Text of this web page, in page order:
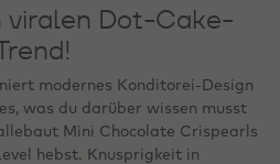
viralen Dot-Cake-
modernes Konditorei-Design
was du darüber wissen musst
Mini Chocolate Crispearls
hebst. Knusprigkeit in